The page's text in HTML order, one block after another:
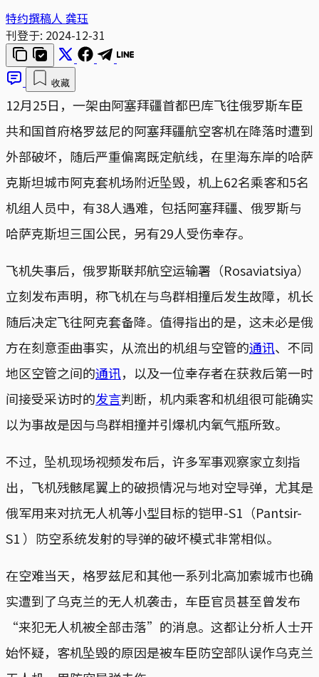
特约撰稿人 龚珏
刊登于: 2024-12-31
收藏
12月25日，一架由阿塞拜疆首都巴库飞往俄罗斯车臣
共和国首府格罗兹尼的阿塞拜疆航空客机在降落时遭到
外部破坏，随后严重偏离既定航线，在里海东岸的哈萨
克斯坦城市阿克套机场附近坠毁，机上62名乘客和5名
机组人员中，有38人遇难，包括阿塞拜疆、俄罗斯与
哈萨克斯坦三国公民，另有29人受伤幸存。
飞机失事后，俄罗斯联邦航空运输署（Rosaviatsiya）
立刻发布声明，称飞机在与鸟群相撞后发生故障，机长
随后决定飞往阿克套备降。值得指出的是，这未必是俄
方在刻意歪曲事实，从流出的机组与空管的通讯、不同
地区空管之间的通讯，以及一位幸存者在获救后第一时
间接受采访时的发言判断，机内乘客和机组很可能确实
以为事故是因与鸟群相撞并引爆机内氧气瓶所致。
不过，坠机现场视频发布后，许多军事观察家立刻指
出，飞机残骸尾翼上的破损情况与地对空导弹，尤其是
俄军用来对抗无人机等小型目标的铠甲-S1（Pantsir-
S1 ）防空系统发射的导弹的破坏模式非常相似。
在空难当天，格罗兹尼和其他一系列北高加索城市也确
实遭到了乌克兰的无人机袭击，车臣官员甚至曾发布
“来犯无人机被全部击落”的消息。这都让分析人士开
始怀疑，客机坠毁的原因是被车臣防空部队误作乌克兰